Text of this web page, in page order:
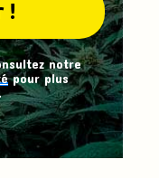
notre
pour plus